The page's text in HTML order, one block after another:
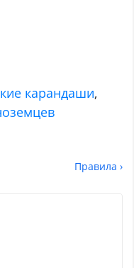
карандаши,
Правила ›